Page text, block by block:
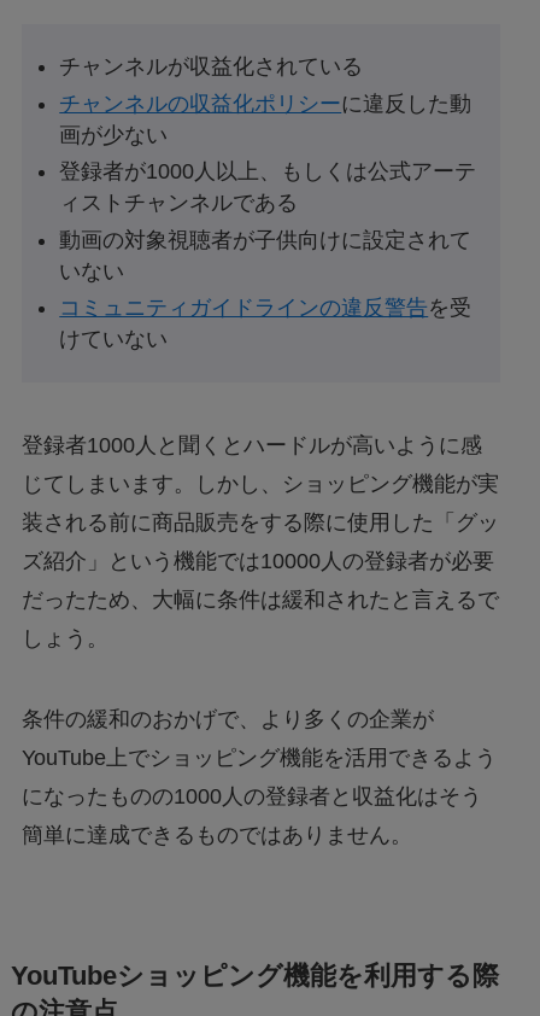
チャンネルが収益化されている
チャンネルの収益化ポリシーに違反した動
画が少ない
登録者が1000人以上、もしくは公式アーテ
ィストチャンネルである
動画の対象視聴者が子供向けに設定されて
いない
コミュニティガイドラインの違反警告を受
けていない
登録者1000人と聞くとハードルが高いように感
じてしまいます。しかし、ショッピング機能が実
装される前に商品販売をする際に使用した「グッ
ズ紹介」という機能では10000人の登録者が必要
だったため、大幅に条件は緩和されたと言えるで
しょう。
条件の緩和のおかげで、より多くの企業が
YouTube上でショッピング機能を活用できるよう
になったものの1000人の登録者と収益化はそう
簡単に達成できるものではありません。
YouTubeショッピング機能を利用する際